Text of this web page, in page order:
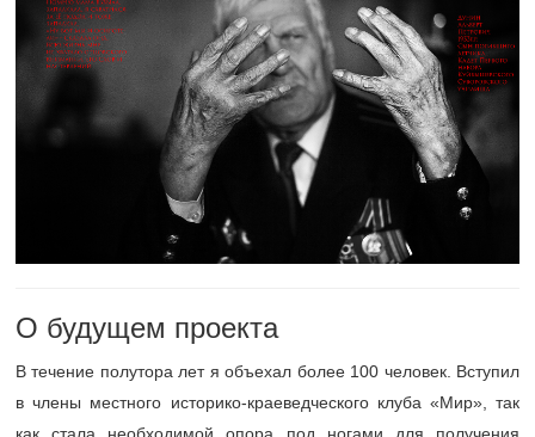
О будущем проекта
В течение полутора лет я объехал более 100 человек. Вступил
в члены местного историко-краеведческого клуба «Мир», так
как стала необходимой опора под ногами для получения